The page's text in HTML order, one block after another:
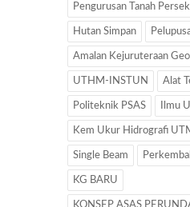
Pengurusan Tanah
Hutan Simpan
Amalan Kejuruteraan
UTHM-INSTUN Alat
Politeknik PSAS Ilmu
Kem Ukur Hidrografi
Single Beam
KG BARU
KONSEP ASAS